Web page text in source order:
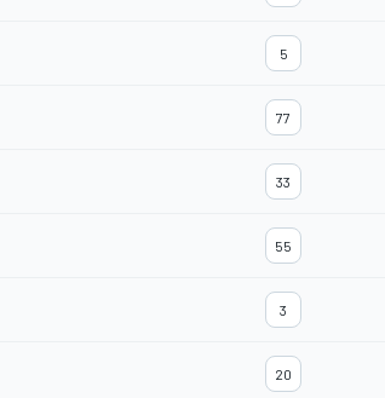
5
77
33
55
3
20